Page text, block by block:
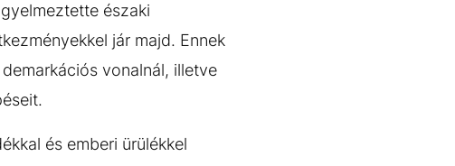
északi
jár majd. Ennek
vonalnál, illetve
és emberi ürülékkel